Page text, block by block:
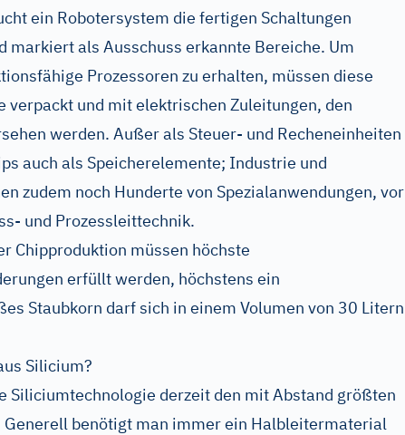
ein Robotersystem die fertigen Schaltungen
markiert als Ausschuss erkannte Bereiche. Um
Prozessoren zu erhalten, müssen diese
verpackt und mit elektrischen Zuleitungen, den
werden. Außer als Steuer- und Recheneinheiten
auch als Speicherelemente; Industrie und
zudem noch Hunderte von Spezialanwendungen, vor
und Prozessleittechnik.
Chipproduktion müssen höchste
erfüllt werden, höchstens ein
Staubkorn darf sich in einem Volumen von 30 Litern
Silicium?
Siliciumtechnologie derzeit den mit Abstand größten
benötigt man immer ein Halbleitermaterial